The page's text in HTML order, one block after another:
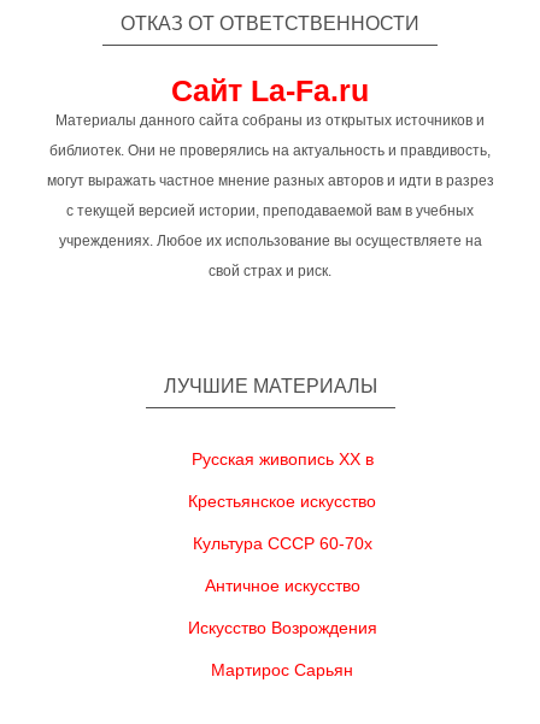
ОТКАЗ ОТ ОТВЕТСТВЕННОСТИ
Сайт La-Fa.ru
Материалы данного сайта собраны из открытых источников и
библиотек. Они не проверялись на актуальность и правдивость,
могут выражать частное мнение разных авторов и идти в разрез
с текущей версией истории, преподаваемой вам в учебных
учреждениях. Любое их использование вы осуществляете на
свой страх и риск.
ЛУЧШИЕ МАТЕРИАЛЫ
Русская живопись XX в
Крестьянское искусство
Культура СССР 60-70х
Античное искусство
Искусство Возрождения
Мартирос Сарьян